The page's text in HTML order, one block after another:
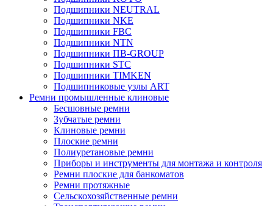
Подшипники NEUTRAL
Подшипники NKE
Подшипники FBC
Подшипники NTN
Подшипники ПВ-GROUP
Подшипники STC
Подшипники TIMKEN
Подшипниковые узлы ART
Ремни промышленные клиновые
Бесшовные ремни
Зубчатые ремни
Клиновые ремни
Плоские ремни
Полиуретановые ремни
Приборы и инструменты для монтажа и контроля
Ремни плоские для банкоматов
Ремни протяжные
Сельскохозяйственные ремни